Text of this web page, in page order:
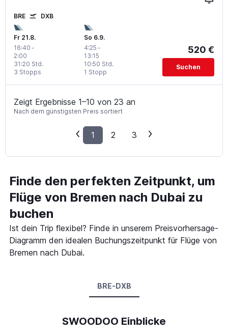
BRE DXB
Fr 21.8.
16:40 -
2:00
3 Stopps
31:20 Std.
So 6.9.
4:25 -
13:15
1 Stopp
10:50 Std.
520 €
Suchen
Zeigt Ergebnisse 1–10 von 23 an
Nach dem günstigsten Preis sortiert
1 2 3
Finde den perfekten Zeitpunkt, um
Flüge von Bremen nach Dubai zu
buchen
Ist dein Trip flexibel? Finde in unserem Preisvorhersage-
Diagramm den idealen Buchungszeitpunkt für Flüge von
Bremen nach Dubai.
BRE-DXB
SWOODOO Einblicke